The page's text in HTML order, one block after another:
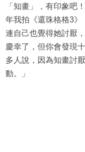
「知畫」，有印象吧
年我拍《還珠格格3》
連自己也覺得她討厭
慶幸了，但你會發現
多人說，因為知畫討
動。」